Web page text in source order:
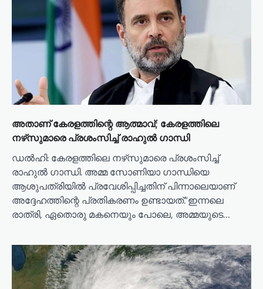
അതാണ് കേരളത്തിന്റെ ആത്മാവ്; കേരളത്തിലെ
നഴ്‌സുമാരെ പ്രശംസിച്ച് രാഹുല്‍ ഗാന്ധി
ഡൽഹി: കേരളത്തിലെ നഴ്‌സുമാരെ പ്രശംസിച്ച്
രാഹുല്‍ ഗാന്ധി. അമ്മ സോണിയാ ഗാന്ധിയെ
ആശുപത്രിയില്‍ പ്രവേശിപ്പിച്ചതിന് പിന്നാലെയാണ്
അദ്ദേഹത്തിന്റെ പ്രതികരണം ഉണ്ടായത്.“ഇന്നലെ
രാത്രി, ഏതൊരു മകനെയും പോലെ, അമ്മയുടെ…